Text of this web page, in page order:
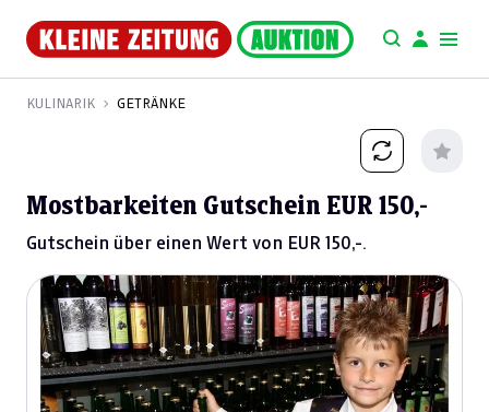
KULINARIK GETRÄNKE
Mostbarkeiten Gutschein EUR 150,-
Gutschein über einen Wert von EUR 150,-.